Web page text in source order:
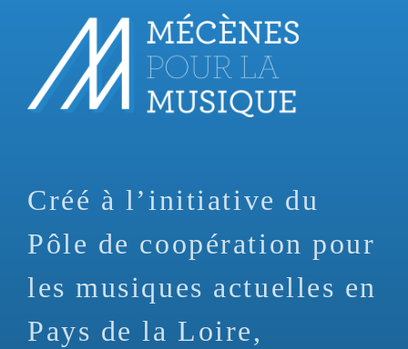
principal
Créé à l’initiative du
Pôle de coopération pour
les musiques actuelles en
Pays de la Loire,